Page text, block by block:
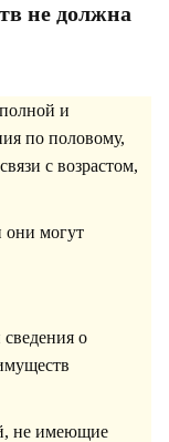
не должна
и
по половому,
с возрастом,
они могут
о
не имеющие